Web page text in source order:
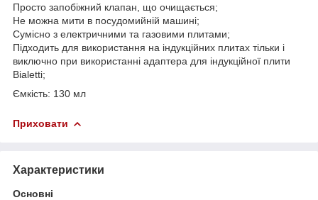
Просто запобіжний клапан, що очищається;
Не можна мити в посудомийній машині;
Сумісно з електричними та газовими плитами;
Підходить для використання на індукційних плитах тільки і
виключно при використанні адаптера для індукційної плити
Bialetti;
Ємкість: 130 мл
Приховати
Характеристики
Основні